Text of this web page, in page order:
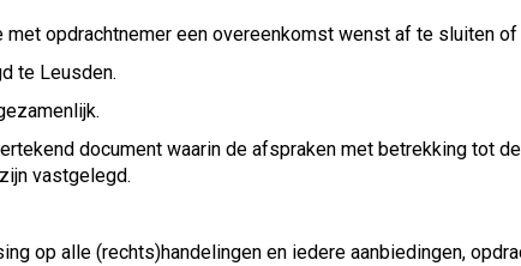
opdrachtnemer een overeenkomst wenst af te sluiten of
te Leusden.
document waarin de afspraken met betrekking tot
vastgelegd.
op alle (rechts)handelingen en iedere aanbiedingen,